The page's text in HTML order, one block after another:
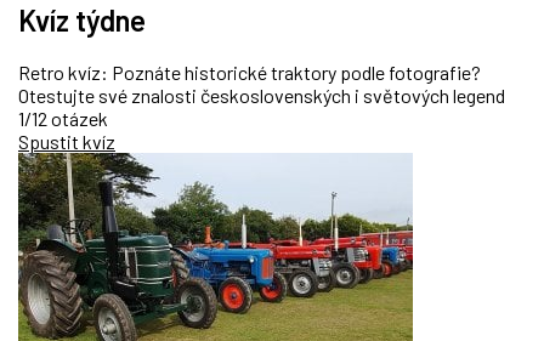
Kvíz týdne
Retro kvíz: Poznáte historické traktory podle fotografie?
Otestujte své znalosti československých i světových legend
1/12 otázek
Spustit kvíz